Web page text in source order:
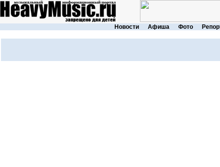
Новости Афиша Фото